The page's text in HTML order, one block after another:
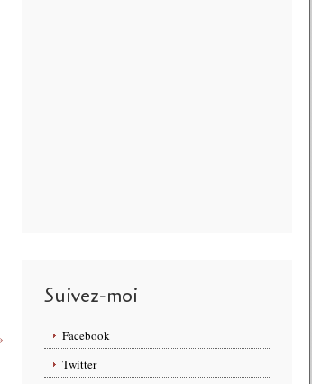
Suivez-moi
Facebook
Twitter